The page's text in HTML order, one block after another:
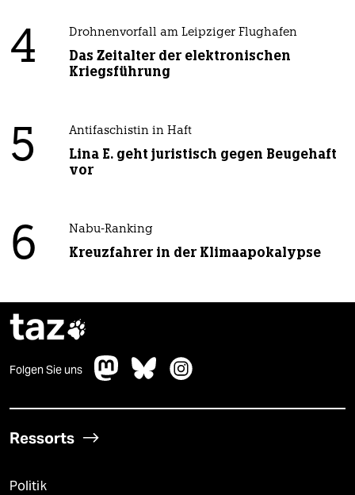
4 Drohnenvorfall am Leipziger Flughafen
Das Zeitalter der elektronischen
Kriegsführung
5 Antifaschistin in Haft
Lina E. geht juristisch gegen Beugehaft
vor
6 Nabu-Ranking
Kreuzfahrer in der Klimaapokalypse
taz
Folgen Sie uns
Ressorts
Politik